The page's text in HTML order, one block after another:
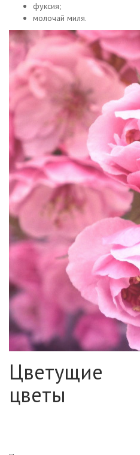
фуксия;
молочай миля.
Цветущие
цветы